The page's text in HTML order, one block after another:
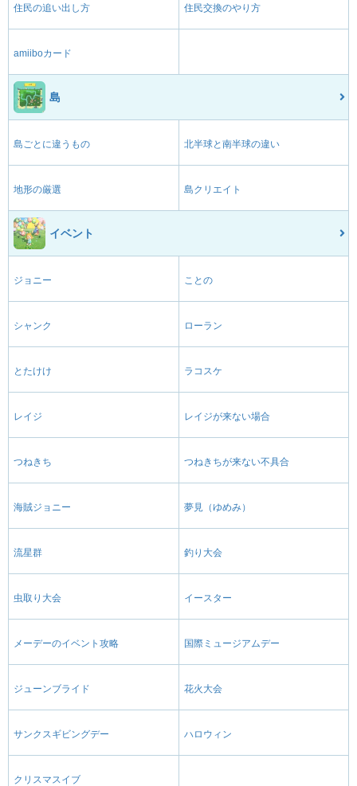
住民の追い出し方 住民交換のやり方
amiiboカード
島
島ごとに違うもの 北半球と南半球の違い
地形の厳選 島クリエイト
イベント
ジョニー ことの
シャンク ローラン
とたけけ ラコスケ
レイジ レイジが来ない場合
つねきち つねきちが来ない不具合
海賊ジョニー 夢見（ゆめみ）
流星群 釣り大会
虫取り大会 イースター
メーデーのイベント攻略 国際ミュージアムデー
ジューンブライド 花火大会
サンクスギビングデー ハロウィン
クリスマスイブ